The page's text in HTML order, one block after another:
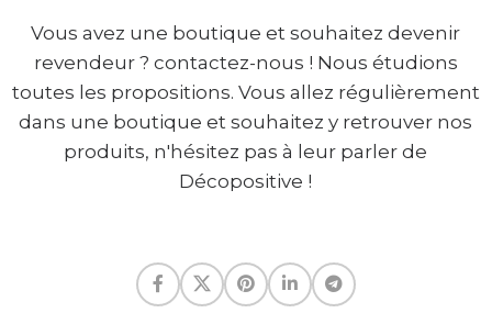
Vous avez une boutique et souhaitez devenir
revendeur ? contactez-nous ! Nous étudions
toutes les propositions. Vous allez régulièrement
dans une boutique et souhaitez y retrouver nos
produits, n'hésitez pas à leur parler de
Décopositive !